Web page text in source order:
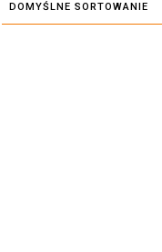
DOMYŚLNE SORTOWANIE